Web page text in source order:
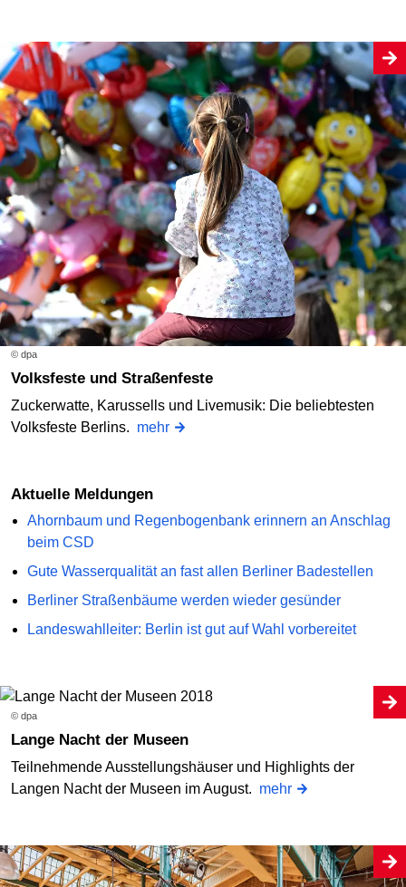
© dpa
Volksfeste und Straßenfeste
Zuckerwatte, Karussells und Livemusik: Die beliebtesten
Volksfeste Berlins. mehr
Aktuelle Meldungen
Ahornbaum und Regenbogenbank erinnern an Anschlag
beim CSD
Gute Wasserqualität an fast allen Berliner Badestellen
Berliner Straßenbäume werden wieder gesünder
Landeswahlleiter: Berlin ist gut auf Wahl vorbereitet
© dpa
Lange Nacht der Museen
Teilnehmende Ausstellungshäuser und Highlights der
Langen Nacht der Museen im August. mehr